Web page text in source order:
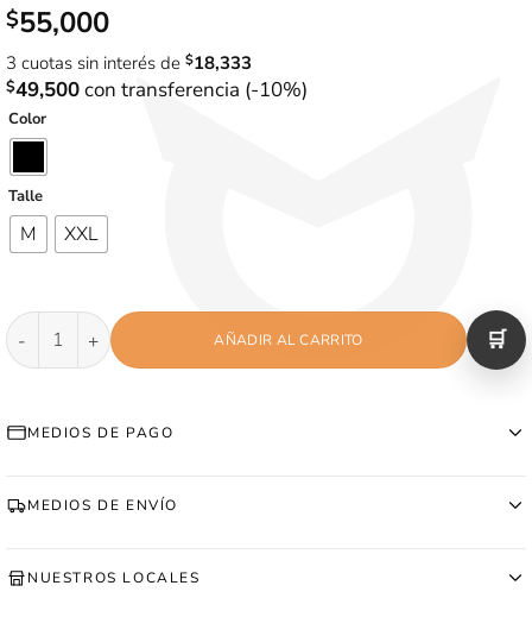
$55,000
3 cuotas sin interés de $18,333
$49,500con transferencia (-10%)
Color
Talle
M XXL
Canguro Bordado - Black cantidad
AÑADIR AL CARRITO
MEDIOS DE PAGO
MEDIOS DE ENVÍO
NUESTROS LOCALES